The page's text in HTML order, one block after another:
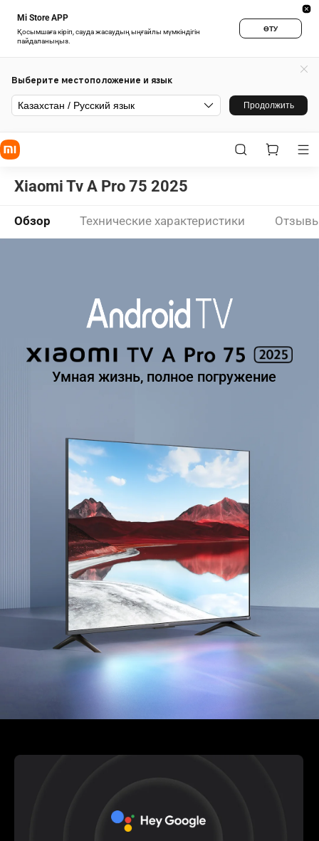
Mi Store APP
Қосымшаға кіріп, сауда жасаудың ыңғайлы мүмкіндігін
пайдаланыңыз.
ӨТУ
Выберите местоположение и язык
Казахстан / Русский язык Продолжить
Xiaomi Tv A Pro 75 2025
Обзор Технические характеристики
Умная жизнь, полное погружение